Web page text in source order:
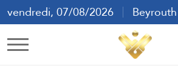
vendredi, 07/08/2026
ع